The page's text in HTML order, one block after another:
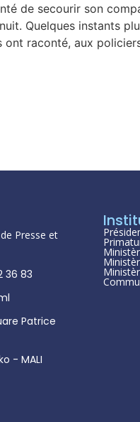
de secourir son
Quelques instants
raconté, aux
Presse et
36 83
Patrice
- MALI